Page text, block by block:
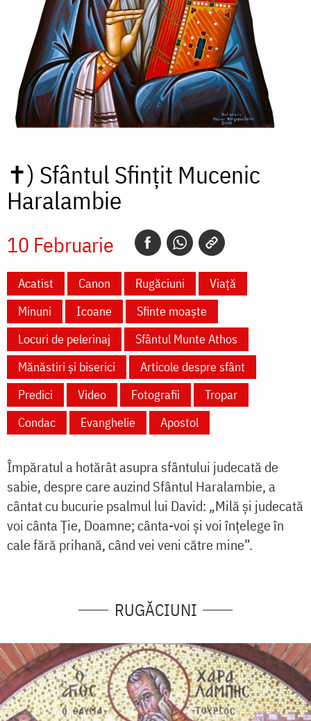
✝) Sfântul Sfințit Mucenic
Haralambie
10 Februarie
Acatist Canon Rugăciuni
Viață
Minuni
Icoane
Sfinte moaște
Locuri de pelerinaj
Sfântul Munte Athos
Mănăstiri și biserici
Articole despre sfânt
Predici
Video Fotografii
Tropar
Condac
Evanghelie Apostol
Împăratul a hotărât asupra sfântului judecată de
sabie, despre care auzind Sfântul Haralambie, a
cântat cu bucurie psalmul lui David: „Milă și judecată
voi cânta Ție, Doamne; cânta-voi și voi înțelege în
cale fără prihană, când vei veni către mine”.
RUGĂCIUNI